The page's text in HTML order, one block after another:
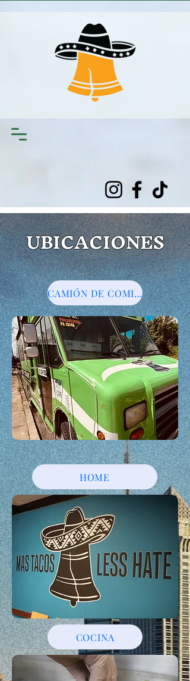
UBICACIONES
CAMIÓN DE COMIDA
HOME
COCINA